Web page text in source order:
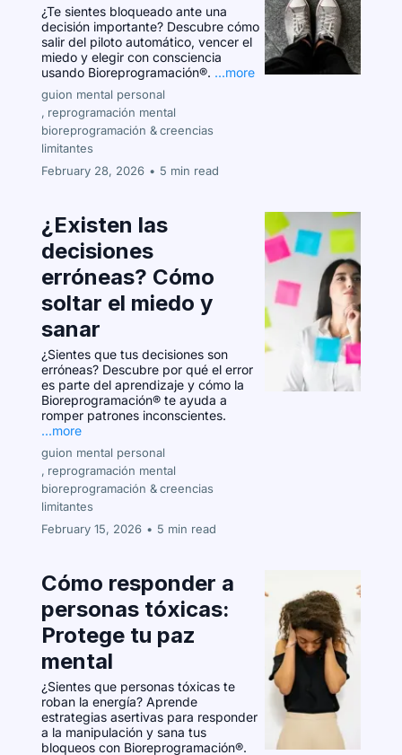
¿Te sientes bloqueado ante una
decisión importante? Descubre cómo
salir del piloto automático, vencer el
miedo y elegir con consciencia
usando Bioreprogramación®. ...more
guion mental personal
, reprogramación mental
bioreprogramación &creencias
limitantes
February 28, 2026 • 5 min read
¿Existen las
decisiones
erróneas? Cómo
soltar el miedo y
sanar
¿Sientes que tus decisiones son
erróneas? Descubre por qué el error
es parte del aprendizaje y cómo la
Bioreprogramación® te ayuda a
romper patrones inconscientes.
...more
guion mental personal
, reprogramación mental
bioreprogramación &creencias
limitantes
February 15, 2026 • 5 min read
Cómo responder a
personas tóxicas:
Protege tu paz
mental
¿Sientes que personas tóxicas te
roban la energía? Aprende
estrategias asertivas para responder
a la manipulación y sana tus
bloqueos con Bioreprogramación®.